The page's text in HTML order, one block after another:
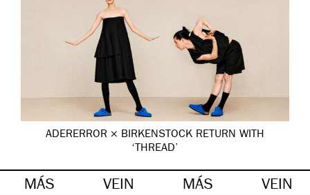
ADERERROR × BIRKENSTOCK RETURN WITH
‘THREAD’
MÁS VEIN MÁS VEIN